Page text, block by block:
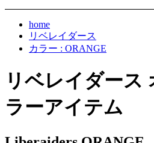
home
リベレイダース
カラー : ORANGE
リベレイダース
ラーアイテム